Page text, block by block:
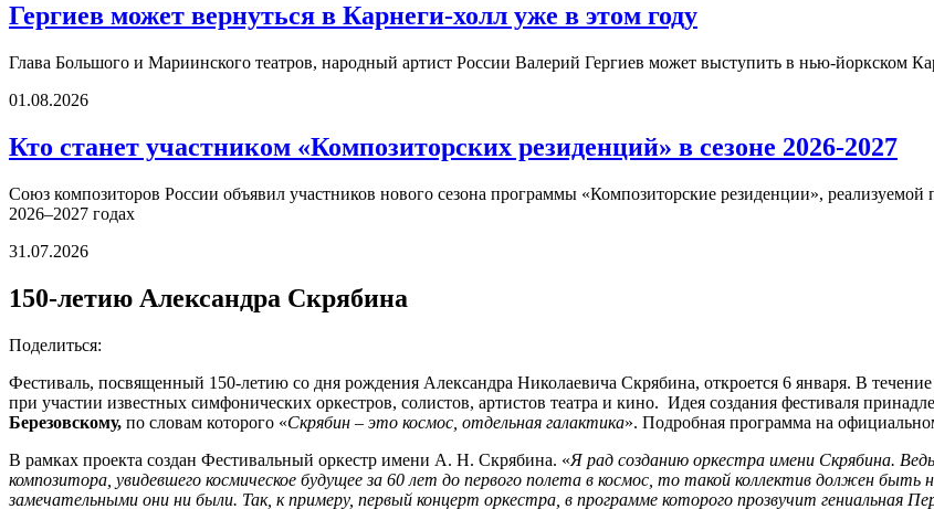
Гергиев может вернуться в Карнеги-холл уже в этом году
Глава Большого и Мариинского театров, народный артист России Валерий Гергиев может выступить в нью-йоркском
01.08.2026
Кто станет участником «Композиторских резиденций» в сезоне 2026-2027
Союз композиторов России объявил участников нового сезона программы «Композиторские резиденции»,
2026–2027 годах
31.07.2026
150-летию Александра Скрябина
Поделиться:
Фестиваль, посвященный 150-летию со дня рождения Александра Николаевича Скрябина, откроется 6 января. В
при участии известных симфонических оркестров, солистов, артистов театра и кино. Идея создания фестиваля
Березовскому, по словам которого «Скрябин – это космос, отдельная галактика». Подробная программа на
В рамках проекта создан Фестивальный оркестр имени А. Н. Скрябина. «Я рад созданию оркестра имени Скрябина.
композитора, увидевшего космическое будущее за 60 лет до первого полета в космос, то такой коллектив должен
замечательными они ни были. Так, к примеру, первый концерт оркестра, в программе которого прозвучит гениальная